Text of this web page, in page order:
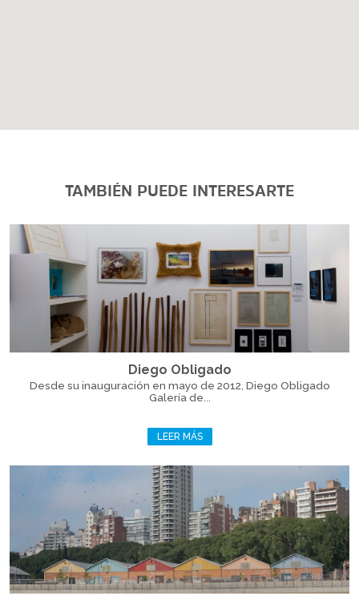
TAMBIÉN PUEDE INTERESARTE
Diego Obligado
Desde su inauguración en mayo de 2012, Diego Obligado
Galería de...
LEER MÁS